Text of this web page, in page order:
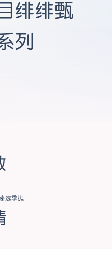
绯绯甄
列
选季抛